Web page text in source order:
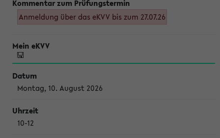
Anmeldung über das eKVV bis zum 27.07.26
Montag, 10. August 2026
10-12